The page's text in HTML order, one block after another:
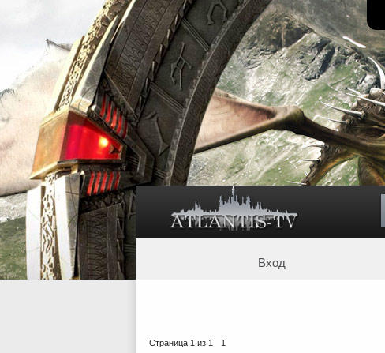
Вход
Страница 1 из 1 1